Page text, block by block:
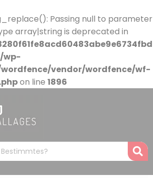
Passing null to parameter
array|string is deprecated in
wp-
vendor/wordfence/wf-
on line 1896